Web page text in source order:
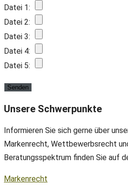
Datei 1:
Datei 2:
Datei 3:
Datei 4:
Datei 5:
Unsere Schwerpunkte
Informieren Sie sich gerne über
Markenrecht, Wettbewerbsrecht
Beratungsspektrum finden Sie auf
Markenrecht